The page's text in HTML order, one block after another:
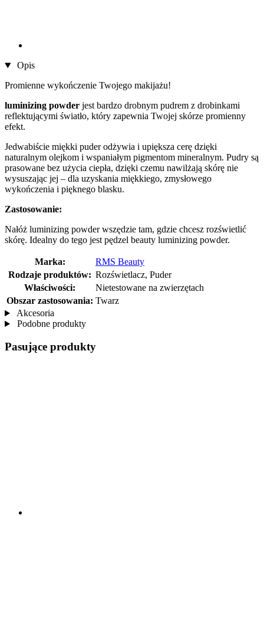
Opis
Promienne wykończenie Twojego makijażu!
luminizing powder jest bardzo drobnym pudrem z drobinkami
reflektującymi światło, który zapewnia Twojej skórze promienny
efekt.
Jedwabiście miękki puder odżywia i upiększa cerę dzięki
naturalnym olejkom i wspaniałym pigmentom mineralnym. Pudry są
prasowane bez użycia ciepła, dzięki czemu nawilżają skórę nie
wysuszając jej – dla uzyskania miękkiego, zmysłowego
wykończenia i pięknego blasku.
Zastosowanie:
Nałóż luminizing powder wszędzie tam, gdzie chcesz rozświetlić
skórę. Idealny do tego jest pędzel beauty luminizing powder.
Marka:
RMS Beauty
Rodzaje produktów: Rozświetlacz, Puder
Właściwości:
Nietestowane na zwierzętach
Obszar zastosowania: Twarz
Akcesoria
Podobne produkty
Pasujące produkty